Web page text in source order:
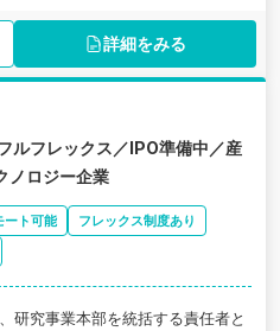
詳細をみる
ルフレックス／IPO準備中／産
ノロジー企業
ート可能
フレックス制度あり
研究事業本部を統括する責任者と